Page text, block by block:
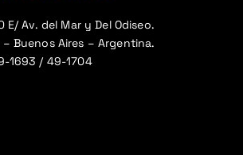
E/ Av. del Mar y Del Odiseo.
– Buenos Aires – Argentina.
1693 / 49-1704